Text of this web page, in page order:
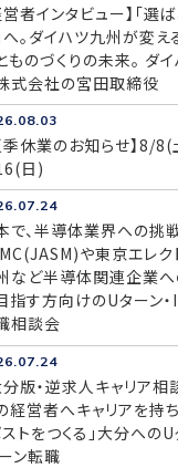
営者インタビュー】「選
へ。ダイハツ九州が変え
ものづくりの未来。 ダ
式会社の宮田取締役
季休業のお知らせ】8/
日)
で、半導体業界への挑戦
や東京エレク
など半導体関連企業
指す方向けのUターン・
相談会
分版・逆求人キャリア相
経営者へキャリアを持
ストをつくる」大分へのU
ン転職